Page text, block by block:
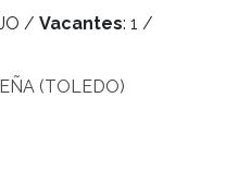
/ Vacantes: 1 /
(TOLEDO)